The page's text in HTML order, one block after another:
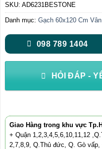
SKU: AD6231BESTONE
Danh mục: Gạch 60x120 Cm
098 789 1404
HỎI ĐÁP -
Giao Hàng trong khu vực
+ Quận 1,2,3,4,5,6,10,11,12
2,7,8,9, Q.Thủ đức, Q. Gò vấp,